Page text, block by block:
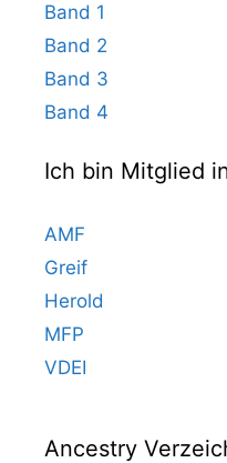
Band 1
Band 2
Band 3
Band 4
Ich bin Mitglied
AMF
Greif
Herold
MFP
VDEI
Ancestry